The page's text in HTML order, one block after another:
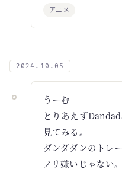
アニメ
2024.10.05
うーむ
とりあえず
見てみる。
ダンダダンのトレ
ノリ嫌いじゃない